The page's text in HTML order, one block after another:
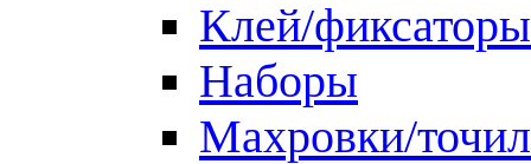
Клей/фиксаторы
Наборы
Махровки/